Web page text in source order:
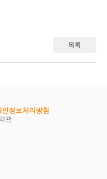
목록
인정보처리방침
관